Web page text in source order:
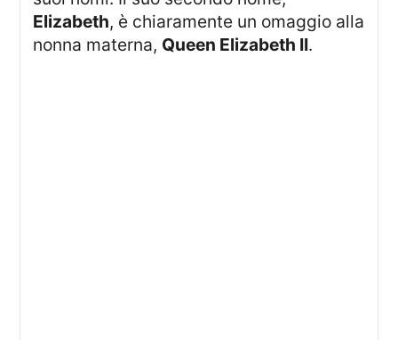
Elizabeth, è chiaramente un omaggio alla
nonna materna, Queen Elizabeth II.